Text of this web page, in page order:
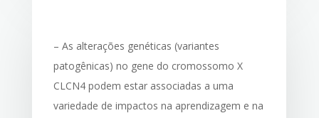
– As alterações genéticas (variantes
patogênicas) no gene do cromossomo X
CLCN4 podem estar associadas a uma
variedade de impactos na aprendizagem e na